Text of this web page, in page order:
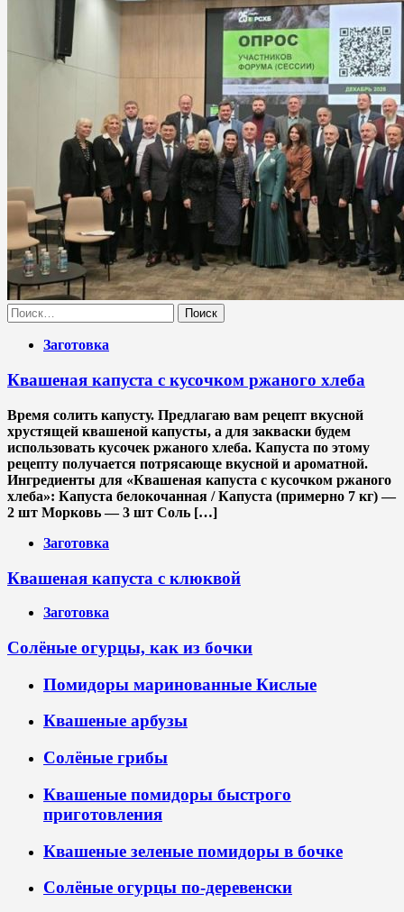
Найти:
Заготовка
Квашеная капуста с кусочком ржаного хлеба
Время солить капусту. Предлагаю вам рецепт вкусной
хрустящей квашеной капусты, а для закваски будем
использовать кусочек ржаного хлеба. Капуста по этому
рецепту получается потрясающе вкусной и ароматной.
Ингредиенты для «Квашеная капуста с кусочком ржаного
хлеба»: Капуста белокочанная / Капустa (примерно 7 кг) —
2 шт Морковь — 3 шт Соль […]
Заготовка
Квашеная капуста с клюквой
Заготовка
Солёные огурцы, как из бочки
Помидоры маринованные Кислые
Квашеные арбузы
Солёные грибы
Квашеные помидоры быстрого
приготовления
Квашеные зеленые помидоры в бочке
Солёные огурцы по-деревенски